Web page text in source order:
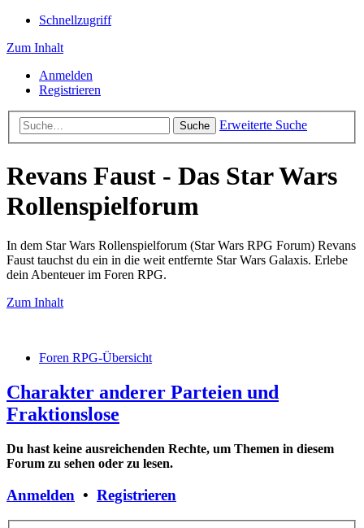
Schnellzugriff
Zum Inhalt
Anmelden
Registrieren
Suche Erweiterte Suche
Revans Faust - Das Star Wars
Rollenspielforum
In dem Star Wars Rollenspielforum (Star Wars RPG Forum) Revans
Faust tauchst du ein in die weit entfernte Star Wars Galaxis. Erlebe
dein Abenteuer im Foren RPG.
Zum Inhalt
Foren RPG-Übersicht
Charakter anderer Parteien und
Fraktionslose
Du hast keine ausreichenden Rechte, um Themen in diesem
Forum zu sehen oder zu lesen.
Anmelden • Registrieren